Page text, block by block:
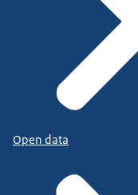
Open data